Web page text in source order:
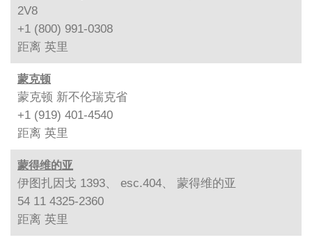
2V8
+1 (800) 991-0308
距离 英里
蒙克顿
蒙克顿 新不伦瑞克省
+1 (919) 401-4540
距离 英里
蒙得维的亚
伊图扎因戈 1393、 esc.404、 蒙得维的亚
54 11 4325-2360
距离 英里